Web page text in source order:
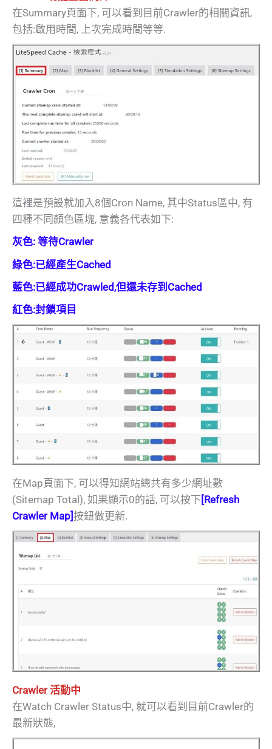
在Summary頁面下, 可以看到目前Crawler的相關資訊,
包括:啟用時間, 上次完成時間等等.
這裡是預設就加入8個Cron Name, 其中Status區中, 有
四種不同顏色區塊, 意義各代表如下:
灰色: 等待Crawler
綠色:已經產生Cached
藍色:已經成功Crawled,但還未存到Cached
紅色:封鎖項目
在Map頁面下, 可以得知網站總共有多少網址數
(Sitemap Total), 如果顯示0的話, 可以按下 [Refresh
Crawler Map]按鈕做更新.
Crawler 活動中
在Watch Crawler Status中, 就可以看到目前Crawler的
最新狀態,